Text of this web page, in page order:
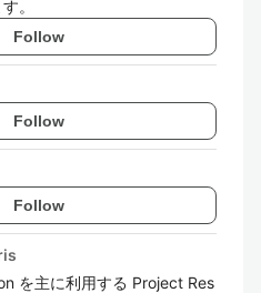
。
Follow
Follow
Follow
を主に利用する Project Res